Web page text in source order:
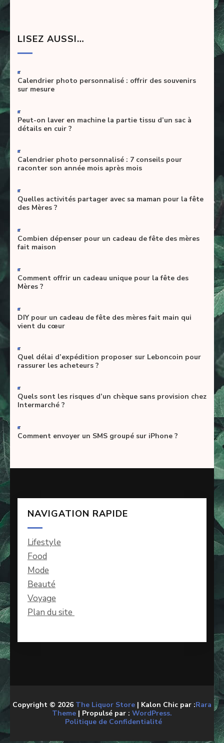
LISEZ AUSSI…
-
Calendrier photo personnalisé : offrir des souvenirs
sur mesure
-
Peut-on laver en machine la partie tissu d’un sac à
détails en cuir ?
-
Calendrier photo personnalisé : 7 conseils pour
raconter son année mois après mois
-
Quelles activités partager avec sa maman pour la fête
des Mères ?
-
Combien dépenser pour un cadeau de fête des mères
fait maison
-
Comment offrir un cadeau unique pour la fête des
Mères ?
-
DIY pour un cadeau de fête des mères fait main qui
vient du cœur
-
Quel délai d’expédition proposer sur Leboncoin pour
rassurer les acheteurs ?
-
Quels sont les risques d’un chèque sans provision chez
Intermarché ?
-
Comment envoyer un SMS groupé sur iPhone ?
NAVIGATION RAPIDE
Lifestyle
Food
Mode
Beauté
Voyage
Plan du site
Copyright © 2026 The Liquor Store | Kalon Chic par :Rara
Theme | Propulsé par : WordPress.
Politique de Confidentialité